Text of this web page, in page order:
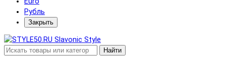
Рубль
Закрыть
Найти